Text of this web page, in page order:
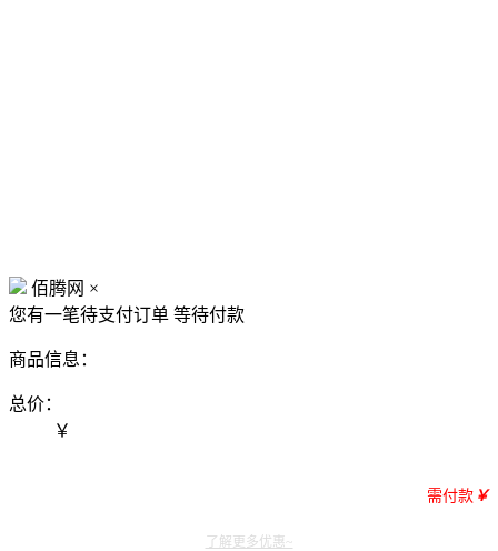
佰腾网 ×
您有一笔待支付订单 等待付款
商品信息：
总价：
￥
需付款 ￥
了解更多优惠~